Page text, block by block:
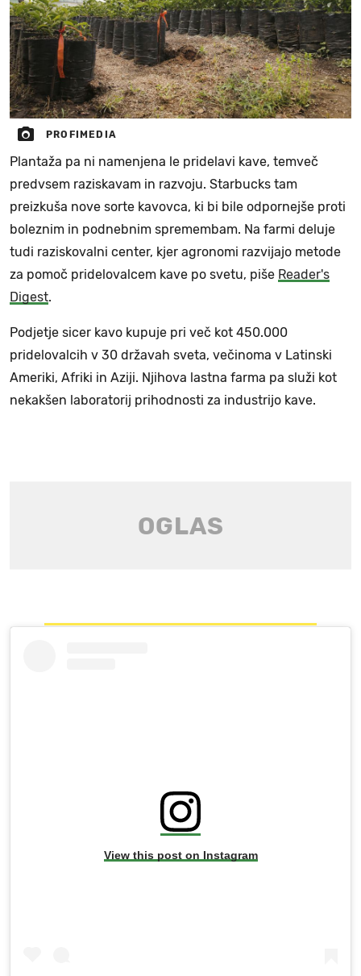
PROFIMEDIA
Plantaža pa ni namenjena le pridelavi kave, temveč
predvsem raziskavam in razvoju. Starbucks tam
preizkuša nove sorte kavovca, ki bi bile odpornejše proti
boleznim in podnebnim spremembam. Na farmi deluje
tudi raziskovalni center, kjer agronomi razvijajo metode
za pomoč pridelovalcem kave po svetu, piše Reader's
Digest.
Podjetje sicer kavo kupuje pri več kot 450.000
pridelovalcih v 30 državah sveta, večinoma v Latinski
Ameriki, Afriki in Aziji. Njihova lastna farma pa služi kot
nekakšen laboratorij prihodnosti za industrijo kave.
View this post on Instagram